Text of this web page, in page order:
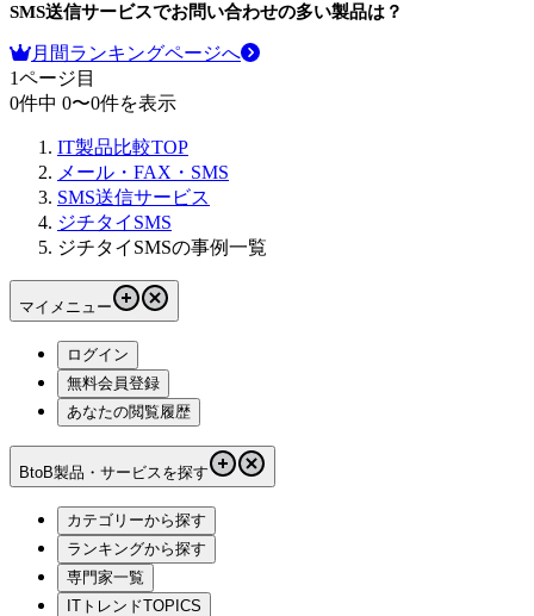
SMS送信サービスでお問い合わせの多い製品は？
月間ランキングページへ
1ページ目
0件中 0〜0件を表示
IT製品比較TOP
メール・FAX・SMS
SMS送信サービス
ジチタイSMS
ジチタイSMSの事例一覧
マイメニュー
ログイン
無料会員登録
あなたの閲覧履歴
BtoB製品・サービスを探す
カテゴリーから探す
ランキングから探す
専門家一覧
ITトレンドTOPICS